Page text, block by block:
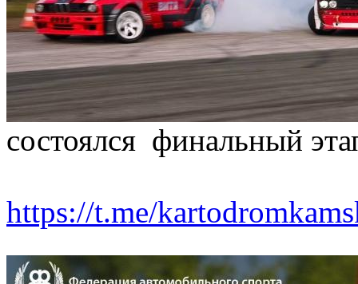
состоялся финальный
https://t.me/